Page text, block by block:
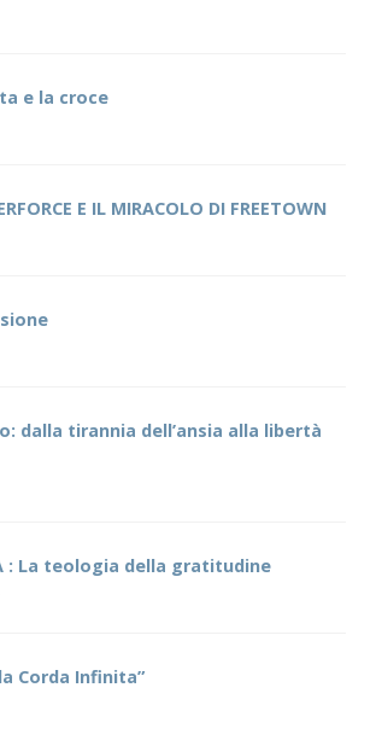
e la croce
E IL MIRACOLO DI FREETOWN
dalla tirannia dell’ansia alla libertà
: La teologia della gratitudine
Corda Infinita”